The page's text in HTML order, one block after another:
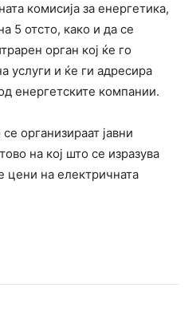
комисија за енергетика,
5 отсто, како и да се
орган кој ќе го
услуги и ќе ги адресира
енергетските компании.
организираат јавни
на кој што се изразува
цени на електричната